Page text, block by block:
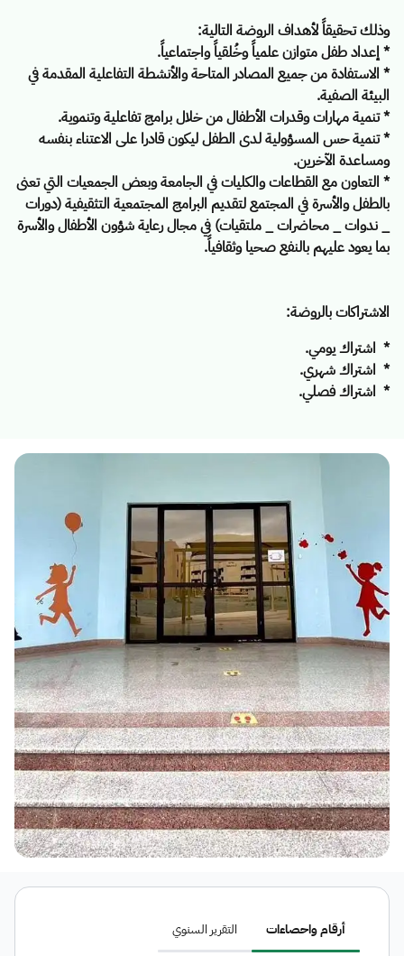
وذلك تحقيقاً لأهداف الروضة التالية:
* إعداد طفل متوازن علمياً وخُلقياً واجتماعياً.
* الاستفادة من جميع المصادر المتاحة والأنشطة التفاعلية المقدمة في
البيئة الصفية.
* تنمية مهارات وقدرات الأطفال من خلال برامج تفاعلية وتنموية.
* تنمية حس المسؤولية لدى الطفل ليكون قادرا على الاعتناء بنفسه
ومساعدة الآخرين.
* التعاون مع القطاعات والكليات في الجامعة وبعض الجمعيات التي تعنى
بالطفل والأسرة في المجتمع لتقديم البرامج المجتمعية التثقيفية (دورات
_ ندوات _ محاضرات _ ملتقيات) في مجال رعاية شؤون الأطفال والأسرة
بما يعود عليهم بالنفع صحيا وثقافياً.
الاشتراكات بالروضة:
* اشتراك يومي.
* اشتراك شهري.
* اشتراك فصلي.
أرقام واحصاءات التقرير السنوي